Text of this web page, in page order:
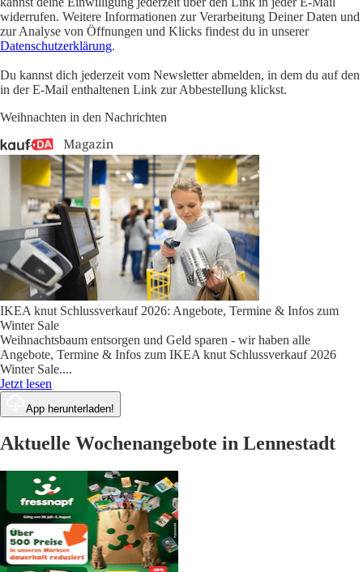
widerrufen. Weitere Informationen zur Verarbeitung Deiner Daten und
zur Analyse von Öffnungen und Klicks findest du in unserer
Datenschutzerklärung.
Du kannst dich jederzeit vom Newsletter abmelden, in dem du auf den
in der E-Mail enthaltenen Link zur Abbestellung klickst.
Weihnachten in den Nachrichten
IKEA knut Schlussverkauf 2026: Angebote, Termine & Infos zum
Winter Sale
Weihnachtsbaum entsorgen und Geld sparen - wir haben alle
Angebote, Termine & Infos zum IKEA knut Schlussverkauf 2026
Winter Sale....
Jetzt lesen
App herunterladen!
Aktuelle Wochenangebote in Lennestadt